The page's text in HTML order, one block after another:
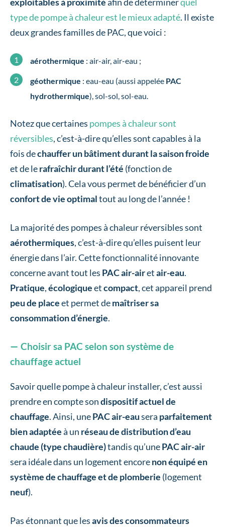
type de pompe à chaleur est le mieux adapté. Il existe
deux grandes familles de PAC, que voici :
aérothermique : air-air, air-eau ;
géothermique : eau-eau (aussi appelée PAC
hydrothermique), sol-sol, sol-eau.
Notez que certaines pompes à chaleur sont
réversibles, c’est-à-dire qu’elles sont capables à la
fois dechauffer un bâtiment durant la saison froide
et de lerafraîchir durant l’été (fonction de
climatisation). Cela vous permet de bénéficier d’un
confort de vie optimaltout au long de l’année !
La majorité des pompes à chaleur réversibles sont
aérothermiques, c’est-à-dire qu’elles puisent leur
énergie dans l’air. Cette fonctionnalité innovante
concerne avant tout les PAC air-airetair-eau.
Pratique,écologiqueetcompact, cet appareil prend
peu de placeet permet demaîtriser sa
consommation d’énergie.
Choisir sa PAC selon son système de
chauffage actuel
Savoir quelle pompe à chaleur installer, c’est aussi
prendre en compte sondispositif actuel de
chauffage. Ainsi, unePAC air-eausera parfaitement
bien adaptéeà un réseau de distribution d’eau
chaude (type chaudière)tandis qu’unePAC air-air
sera idéale dans un logement encorenon équipé en
système de chauffage et de plomberie (logement
neuf).
Pas étonnant que lesavis des consommateurs